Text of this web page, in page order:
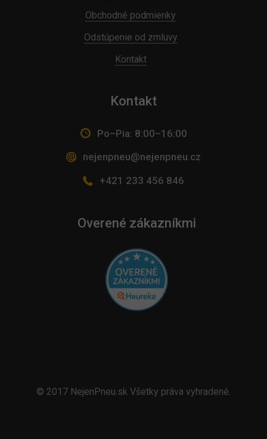
Obchodné podmienky
Odstúpenie od zmluvy
Kontakt
Kontakt
Po–Pia: 8:00–16:00
nejenpneu@nejenpneu.cz
+421 233 456 846
Overené zákazníkmi
© 2017 NejenPneu.sk Všetky práva vyhradené.